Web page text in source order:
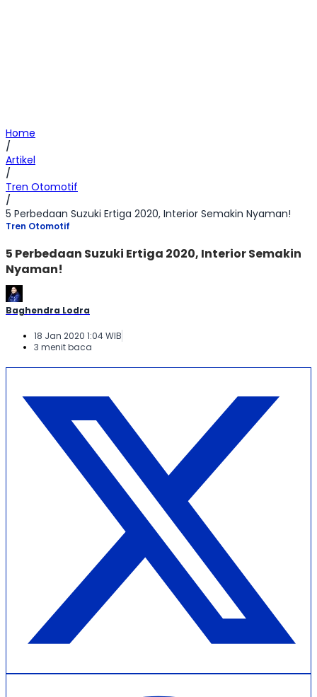
Home
/
Artikel
/
Tren Otomotif
/
5 Perbedaan Suzuki Ertiga 2020, Interior Semakin Nyaman!
Tren Otomotif
5 Perbedaan Suzuki Ertiga 2020, Interior Semakin
Nyaman!
Baghendra Lodra
18 Jan 2020 1:04 WIB
3 menit baca